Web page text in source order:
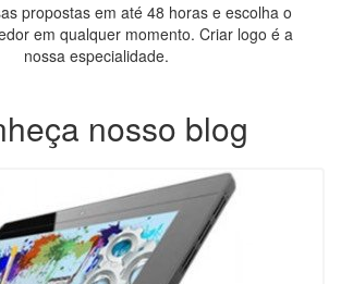
propostas em até 48 horas e escolha o
em qualquer momento. Criar logo é a
nossa especialidade.
nosso blog